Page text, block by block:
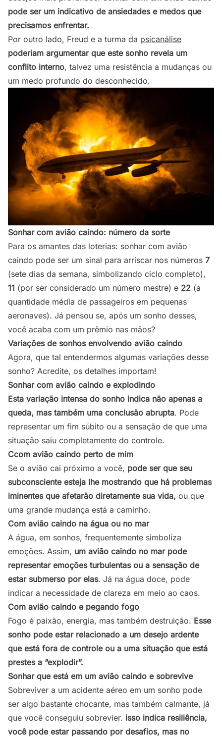
pode ser um indicativo de ansiedades e medos que
precisamos enfrentar.
Por outro lado, Freud e a turma da psicanálise
poderiam argumentar que este sonho revela um
conflito interno, talvez uma resistência a mudanças ou
um medo profundo do desconhecido.
Sonhar com avião caindo: número da sorte
Para os amantes das loterias: sonhar com avião
caindo pode ser um sinal para arriscar nos números 7
(sete dias da semana, simbolizando ciclo completo),
11 (por ser considerado um número mestre) e 22 (a
quantidade média de passageiros em pequenas
aeronaves). Já pensou se, após um sonho desses,
você acaba com um prêmio nas mãos?
Variações de sonhos envolvendo avião caindo
Agora, que tal entendermos algumas variações desse
sonho? Acredite, os detalhes importam!
Sonhar com avião caindo e explodindo
Esta variação intensa do sonho indica não apenas a
queda, mas também uma conclusão abrupta. Pode
representar um fim súbito ou a sensação de que uma
situação saiu completamente do controle.
Ccom avião caindo perto de mim
Se o avião cai próximo a você, pode ser que seu
subconsciente esteja lhe mostrando que há problemas
iminentes que afetarão diretamente sua vida, ou que
uma grande mudança está a caminho.
Com avião caindo na água ou no mar
A água, em sonhos, frequentemente simboliza
emoções. Assim, um avião caindo no marpode
representar emoções turbulentas ou a sensação de
estar submerso por elas. Já na água doce, pode
indicar a necessidade de clareza em meio ao caos.
Com avião caindo e pegando fogo
Fogo é paixão, energia, mas também destruição. Esse
sonho pode estar relacionado a um desejo ardente
que está fora de controle ou a uma situação que está
prestes a “explodir”.
Sonhar que está em um avião caindo e sobrevive
Sobreviver a um acidente aéreo em um sonho pode
ser algo bastante chocante, mas também calmante, já
que você conseguiu sobrevier. isso indica resiliência,
você pode estar passando por desafios, mas no